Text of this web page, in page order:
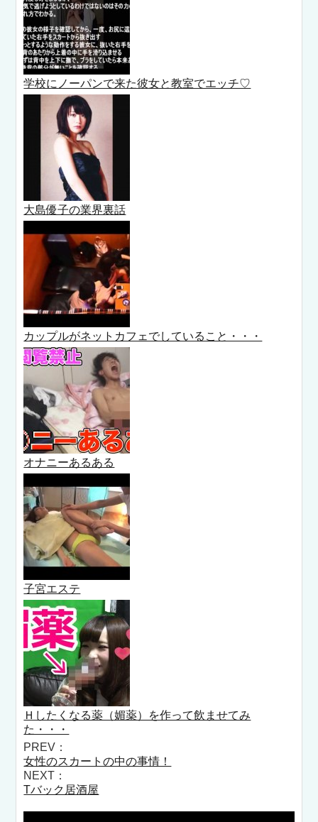
学校にノーパンで来た彼女と教室でエッチ♡
大島優子の業界裏話
カップルがネットカフェでしていること・・・
オナニーあるある
子宮エステ
Ｈしたくなる薬（媚薬）を作って飲ませてみ
た・・・
PREV：
女性のスカートの中の事情！
NEXT：
Tバック居酒屋